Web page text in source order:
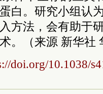
白。研究小组认
方法，会有助于
。（来源 新华社
doi.org/10.1038/